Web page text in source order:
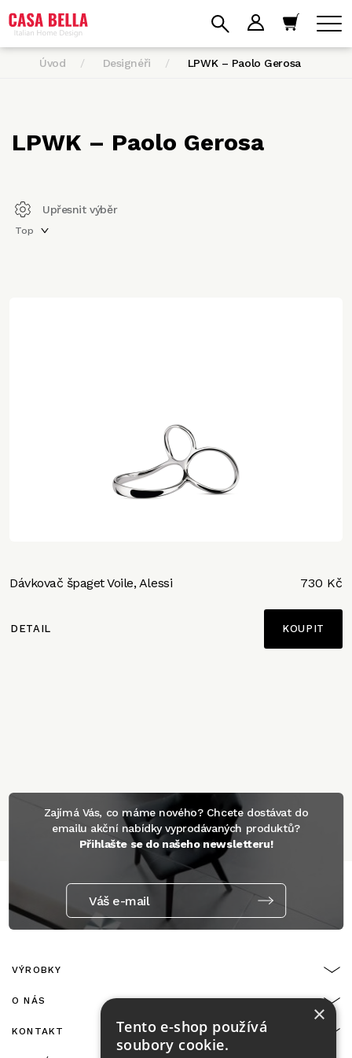
Úvod Designéři LPWK – Paolo Gerosa
LPWK – Paolo Gerosa
Upřesnit výběr
Top
Dávkovač špaget Voile, Alessi 730 Kč
DETAIL
Zajímá Vás, co máme nového? Chcete dostávat do
emailu akční nabídky vyprodávaných produktů?
Přihlašte se do našeho newsletteru!
Váš e-mail
VÝROBKY
O NÁS
KONTAKT
×
Tento e-shop používá
soubory cookie.